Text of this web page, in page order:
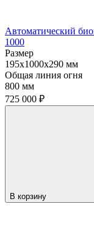
Автоматический
1000
Размер
195x1000x290 мм
Общая линия огня
800 мм
725 000 ₽
В корзину